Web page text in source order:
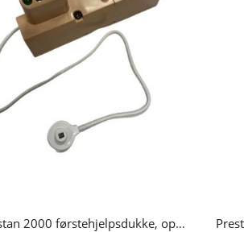
Prestan 2000 førstehjelpsdukke, oppgraderingskitt, 1 stk.